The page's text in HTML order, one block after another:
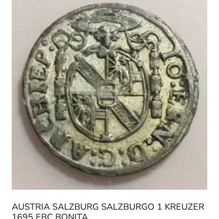
AUSTRIA SALZBURG SALZBURGO 1 KREUZER